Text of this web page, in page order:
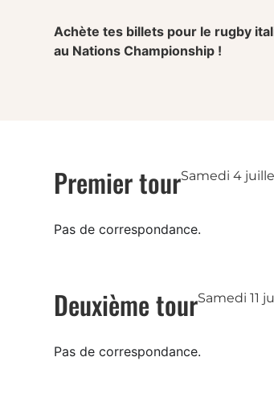
Achète tes billets pour le rugby
au Nations Championship !
Premier tourSamedi 4
Pas de correspondance.
Deuxième tourSamedi 11
Pas de correspondance.